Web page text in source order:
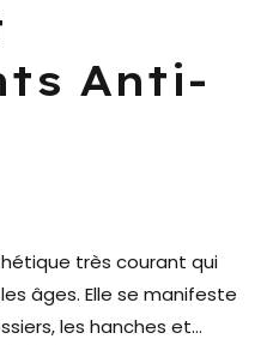
Anti-
très courant qui
âges. Elle se manifeste
les hanches et